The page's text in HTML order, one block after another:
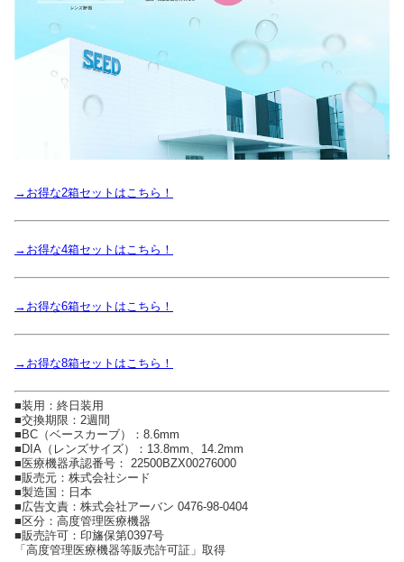
→お得な2箱セットはこちら！
→お得な4箱セットはこちら！
→お得な6箱セットはこちら！
→お得な8箱セットはこちら！
■装用：終日装用
■交換期限：2週間
■BC（ベースカーブ）：8.6mm
■DIA（レンズサイズ）：13.8mm、14.2mm
■医療機器承認番号： 22500BZX00276000
■販売元：株式会社シード
■製造国：日本
■広告文責：株式会社アーバン 0476-98-0404
■区分：高度管理医療機器
■販売許可：印旛保第0397号
「高度管理医療機器等販売許可証」取得